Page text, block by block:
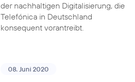
der nachhaltigen Digitalisierung, die
Telefónica in Deutschland
konsequent vorantreibt.
08. Juni 2020